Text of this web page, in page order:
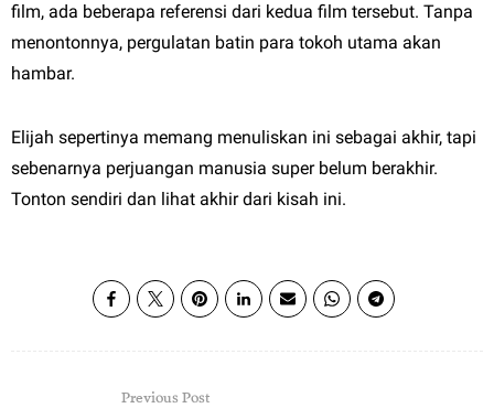
film, ada beberapa referensi dari kedua film tersebut. Tanpa
menontonnya, pergulatan batin para tokoh utama akan
hambar.
Elijah sepertinya memang menuliskan ini sebagai akhir, tapi
sebenarnya perjuangan manusia super belum berakhir.
Tonton sendiri dan lihat akhir dari kisah ini.
Previous Post